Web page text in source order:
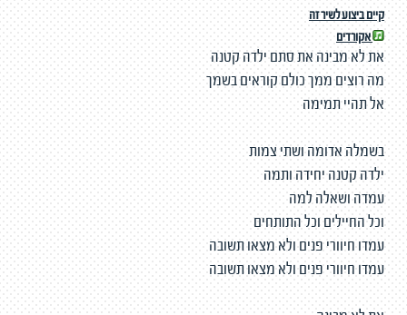
קיים ביצוע לשיר זה
אקורדים
את לא מבינה את סתם ילדה קטנה
מה רוצים ממך כולם קוראים בשמך
אל תהיי תמימה
בשמלה אדומה ושתי צמות
ילדה קטנה יחידה ותמה
עמדה ושאלה למה
וכל החיילים וכל התותחים
עמדו חיוורי פנים ולא מצאו תשובה
עמדו חיוורי פנים ולא מצאו תשובה